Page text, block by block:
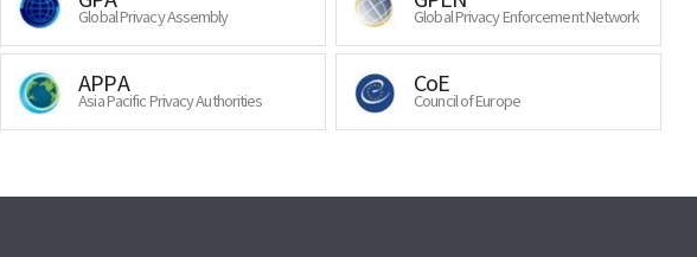
Global Privacy Assembly Global Privacy Enforcement Network
APPA
Asia Pacific Privacy Authorities
CoE
Council of Europe